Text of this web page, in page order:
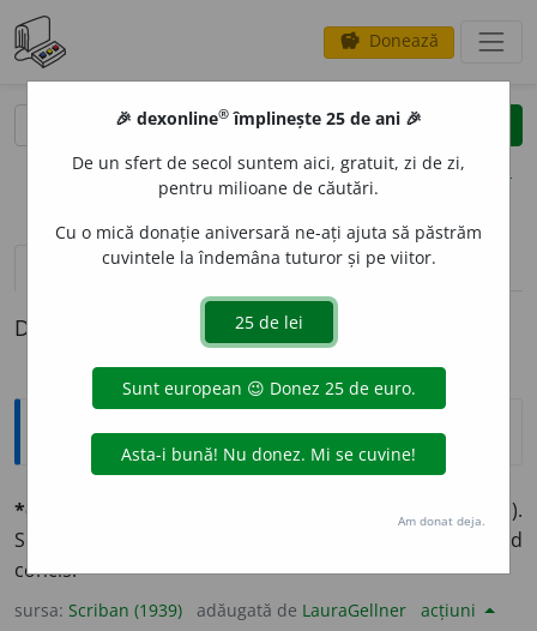
savings Donează
clear
opțiuni
definiții (1) pronunțievolume_up (25)
Definiția cu ID-ul 574411:
Explicative DEX
*concís, -ă ucid).
Scurt, strîns, laconic:
Adv. În mod
concis.
sursa: Scriban (1939) adăugată de LauraGellner acțiuni
🎉 dexonline® împlinește 25 de ani 🎉
De un sfert de secol suntem aici, gratuit, zi de zi,
pentru milioane de căutări.
Cu o mică donație aniversară ne-ați ajuta să păstrăm
cuvintele la îndemâna tuturor și pe viitor.
Am donat deja.